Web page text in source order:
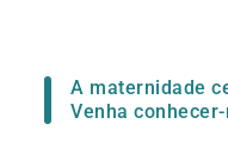
A maternidade
Venha